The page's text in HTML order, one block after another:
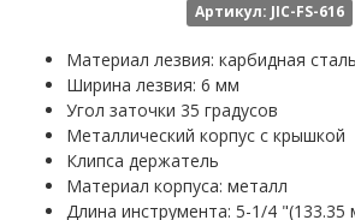
Артикул: JIC-FS-616
Материал лезвия: карбидная сталь
Ширина лезвия: 6 мм
Угол заточки 35 градусов
Металлический корпус с крышкой
Клипса держатель
Материал корпуса: металл
Длина инструмента: 5-1/4 "(133.35